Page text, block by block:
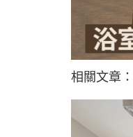
相關文章：